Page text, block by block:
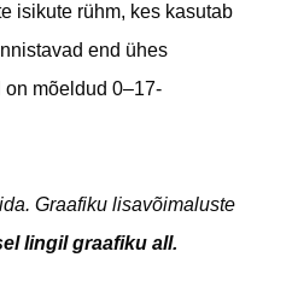
isikute rühm, kes kasutab
end ühes
on mõeldud 0–17-
Graafiku lisavõimaluste
lingil graafiku all.